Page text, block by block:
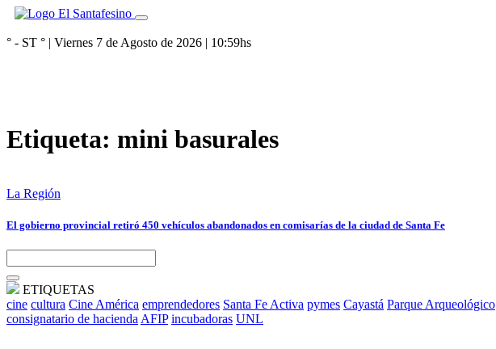
° - ST ° | Viernes 7 de Agosto de 2026 | 10:59hs
Etiqueta: mini basurales
La Región
El gobierno provincial retiró 450 vehículos abandonados en comisarías de la ciudad de Santa Fe
ETIQUETAS
cine cultura Cine América emprendedores Santa Fe Activa pymes Cayastá Parque Arqueológico
consignatario de hacienda AFIP incubadoras UNL